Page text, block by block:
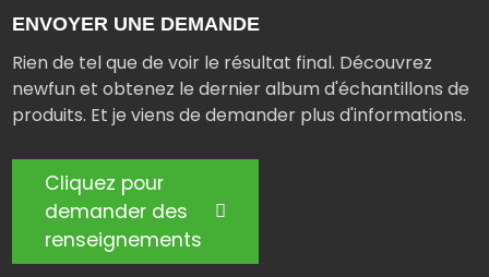
ENVOYER UNE DEMANDE
Rien de tel que de voir le résultat final. Découvrez
newfun et obtenez le dernier album d'échantillons de
produits. Et je viens de demander plus d'informations.
Cliquez pour
demander des
renseignements